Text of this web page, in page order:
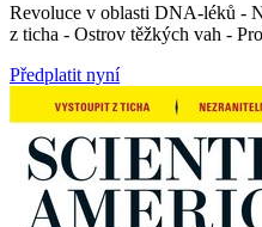
Revoluce v oblasti DNA-léků -
z ticha - Ostrov těžkých vah -
Předplatit nyní